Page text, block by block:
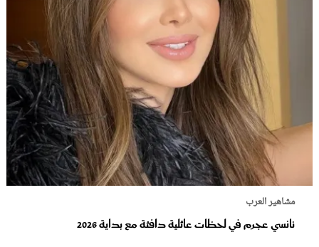
مشاهير العرب
نانسي عجرم في لحظات عائلية دافئة مع بداية 2026